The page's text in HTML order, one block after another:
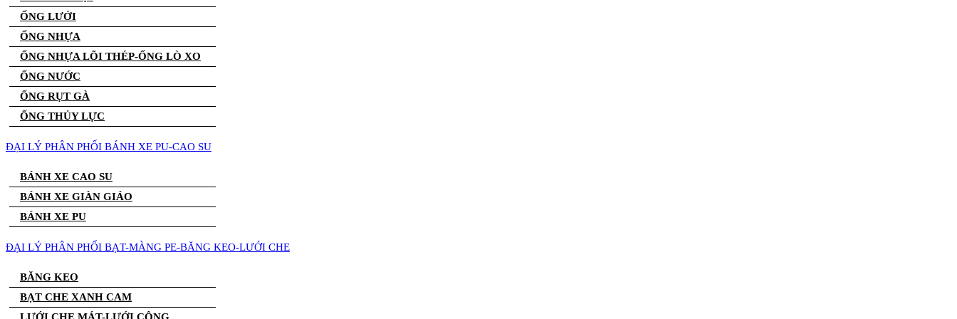
ỐNG LƯỚI
ỐNG NHỰA
ỐNG NHỰA LÕI THÉP-ỐNG LÒ XO
ỐNG NƯỚC
ỐNG RỤT GÀ
ỐNG THỦY LỰC
ĐẠI LÝ PHÂN PHỐI BÁNH XE PU-CAO SU
BÁNH XE CAO SU
BÁNH XE GIÀN GIÁO
BÁNH XE PU
ĐẠI LÝ PHÂN PHỐI BẠT-MÀNG PE-BĂNG KEO-LƯỚI CHE
BĂNG KEO
BẠT CHE XANH CAM